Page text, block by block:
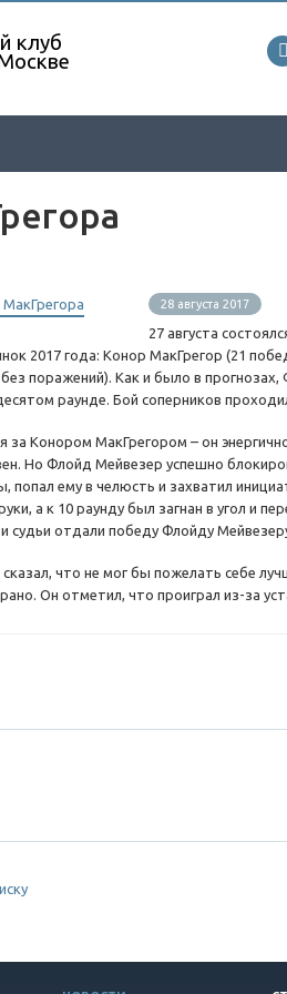
клуб
28 августа 2017
27 августа
2017 года: Конор МакГрегор (21
поражений). Как и было в
раунде. Бой соперников
за Конором МакГрегором – он
Но Флойд Мейвезер успешно
попал ему в челюсть и захватил
а к 10 раунду был загнан в угол и
судьи отдали победу Флойду
что не мог бы пожелать себе
Он отметил, что проиграл из-за